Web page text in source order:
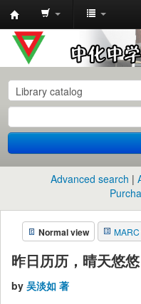
中
化
中
学
图
书
馆
目
录
Advanced search
Normal view
昨日历历，晴天悠悠
by 吴淡如 著